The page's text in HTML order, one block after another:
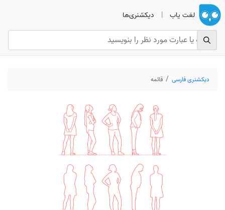
لغت یاب | دیکشنری‌ها
دیکشنری فارسی قائمه